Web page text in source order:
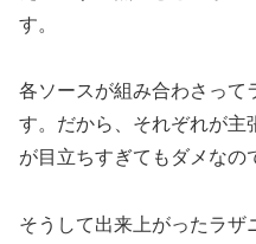
す。
各ソースが組み合わさって
す。だから、それぞれが主
が目立ちすぎてもダメなの
そうして出来上がったラザ